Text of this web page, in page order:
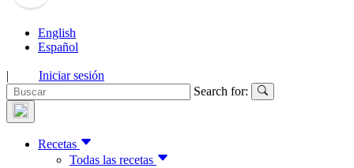
English
Español
|
Iniciar sesión
Search for:
Recetas
Todas las recetas